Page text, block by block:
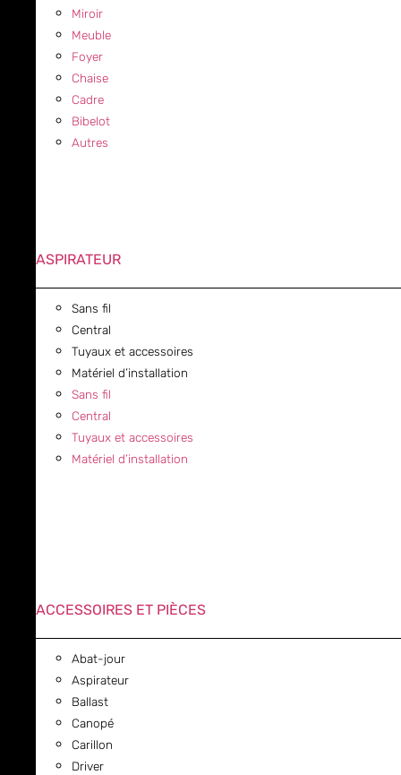
Miroir
Meuble
Foyer
Chaise
Cadre
Bibelot
Autres
ASPIRATEUR
Sans fil
Central
Tuyaux et accessoires
Matériel d’installation
Sans fil
Central
Tuyaux et accessoires
Matériel d’installation
ACCESSOIRES ET PIÈCES
Abat-jour
Aspirateur
Ballast
Canopé
Carillon
Driver